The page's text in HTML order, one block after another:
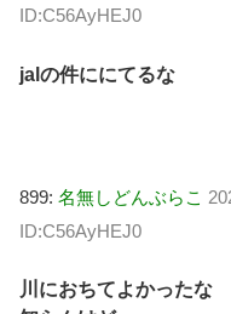
ID:C56AyHEJ0
jalの件ににてるな
899: 名無しどんぶらこ
ID:C56AyHEJ0
川におちてよかったな